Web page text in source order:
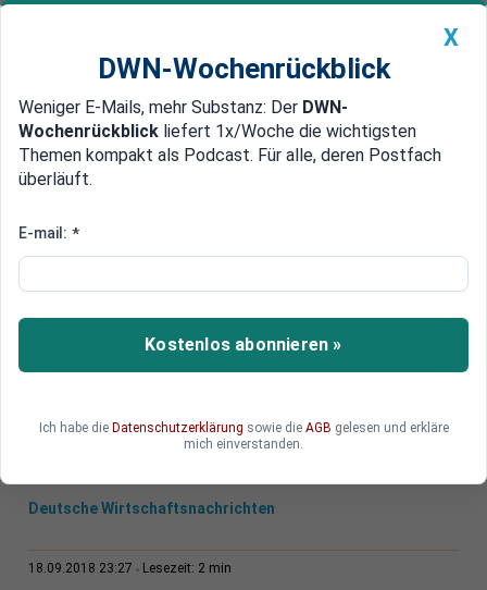
Newsticker MEIN DWN: Geldanlage Premium
Edelmetalle DWN-Magazin China
Blockchain-Monitor vom 18. September
Niederlande: Erster
Personalausweis mit Blockchain
Die Identifizierung von Personen via Blockchain
Deutsche Wirtschaftsnachrichten
18.09.2018 23:27 Lesezeit: 2 min
X
DWN-Wochenrückblick
Weniger E-Mails, mehr Substanz: Der DWN-
Wochenrückblick liefert 1x/Woche die wichtigsten
Themen kompakt als Podcast. Für alle, deren Postfach
überläuft.
E-mail: *
Kostenlos abonnieren »
Ich habe die Datenschutzerklärung sowie die AGB gelesen und erkläre
mich einverstanden.